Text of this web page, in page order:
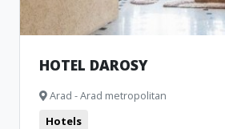
HOTEL DAROSY
Arad - Arad metropolitan
Hotels